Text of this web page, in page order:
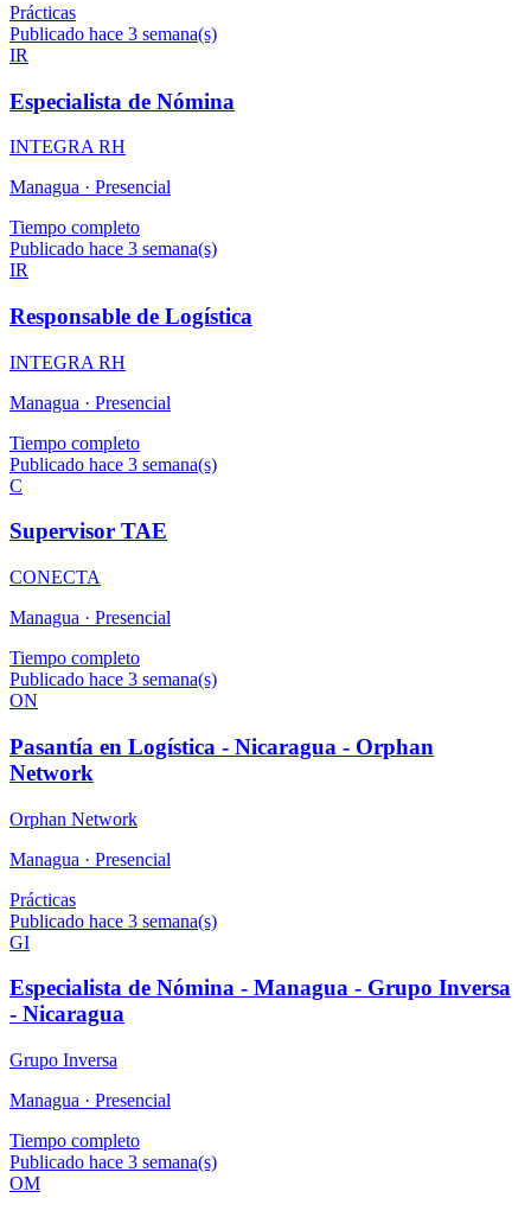
Prácticas
Publicado hace 3 semana(s)
IR
Especialista de Nómina
INTEGRA RH
Managua · Presencial
Tiempo completo
Publicado hace 3 semana(s)
IR
Responsable de Logística
INTEGRA RH
Managua · Presencial
Tiempo completo
Publicado hace 3 semana(s)
C
Supervisor TAE
CONECTA
Managua · Presencial
Tiempo completo
Publicado hace 3 semana(s)
ON
Pasantía en Logística - Nicaragua - Orphan
Network
Orphan Network
Managua · Presencial
Prácticas
Publicado hace 3 semana(s)
GI
Especialista de Nómina - Managua - Grupo Inversa
- Nicaragua
Grupo Inversa
Managua · Presencial
Tiempo completo
Publicado hace 3 semana(s)
OM